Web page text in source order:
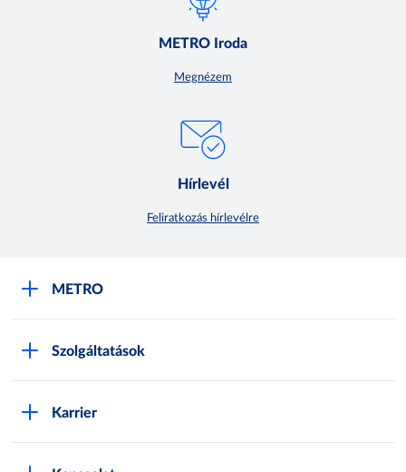
METRO Iroda
Megnézem
Hírlevél
Feliratkozás hírlevélre
METRO
Szolgáltatások
Karrier